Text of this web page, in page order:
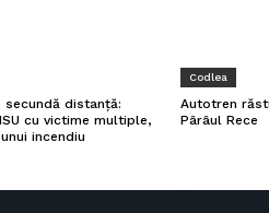
secundă distanță:
cu victime multiple,
incendiu
Codlea
Autotren
Pârâul Rece